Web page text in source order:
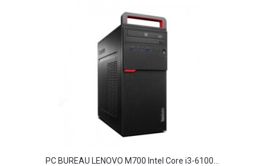
PC BUREAU LENOVO M700 Intel Core i3-6100...